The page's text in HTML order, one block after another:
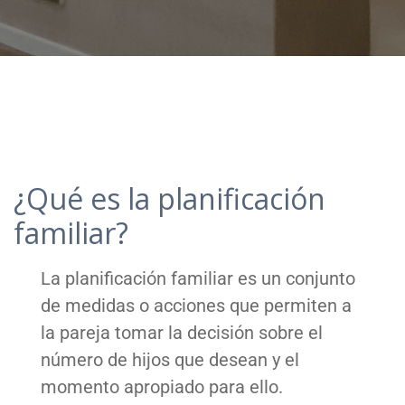
¿Qué es la planificación
familiar?
La planificación familiar es un conjunto
de medidas o acciones que permiten a
la pareja tomar la decisión sobre el
número de hijos que desean y el
momento apropiado para ello.